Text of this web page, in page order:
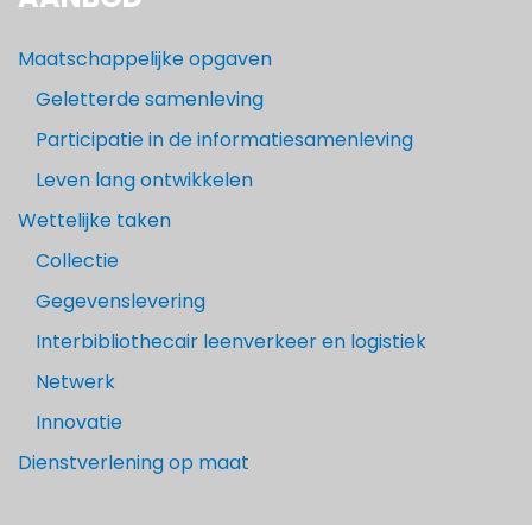
Maatschappelijke opgaven
Geletterde samenleving
Participatie in de informatiesamenleving
Leven lang ontwikkelen
Wettelijke taken
Collectie
Gegevenslevering
Interbibliothecair leenverkeer en logistiek
Netwerk
Innovatie
Dienstverlening op maat